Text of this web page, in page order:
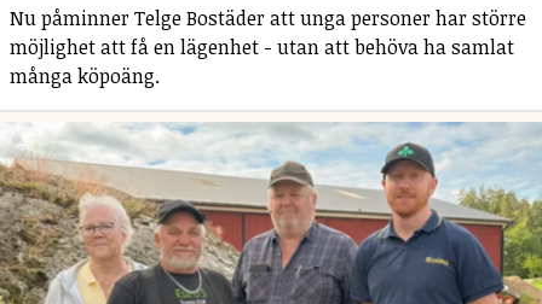
Nu påminner Telge Bostäder att unga personer har större
möjlighet att få en lägenhet - utan att behöva ha samlat
många köpoäng.